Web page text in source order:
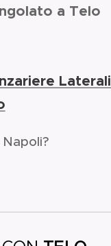
a Telo
Laterali